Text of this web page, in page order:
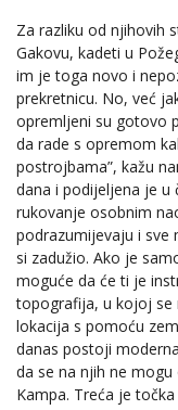
Za razliku od njihovih
Gakovu, kadeti u
im je toga novo i
prekretnicu. No, već
opremljeni su gotovo
da rade s opremom
postrojbama”, kažu
dana i podijeljena je u
rukovanje osobnim
podrazumijevaju i sve
si zadužio. Ako je
moguće da će ti je
topografija, u kojoj se
lokacija s pomoću
danas postoji
da se na njih ne
Kampa. Treća je